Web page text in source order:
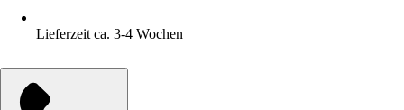
Lieferzeit ca. 3-4 Wochen